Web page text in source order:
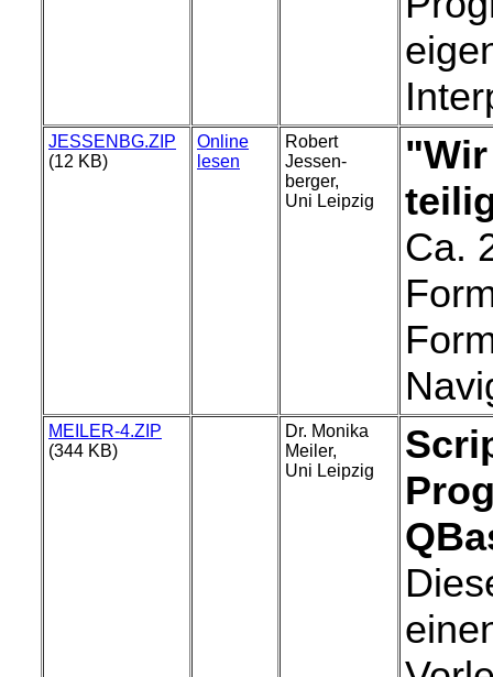
JESSENBG.ZIP
(12 KB)
Online
lesen
Robert
Jessen-
berger,
Uni Leipzig
Ca.
MEILER-4.ZIP
(344 KB)
Dr. Monika
Meiler,
Uni Leipzig